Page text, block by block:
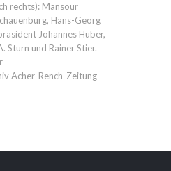
rechts): Mansour
Hans-Georg
Johannes Huber,
Sturn und Rainer Stier.
Acher-Rench-Zeitung